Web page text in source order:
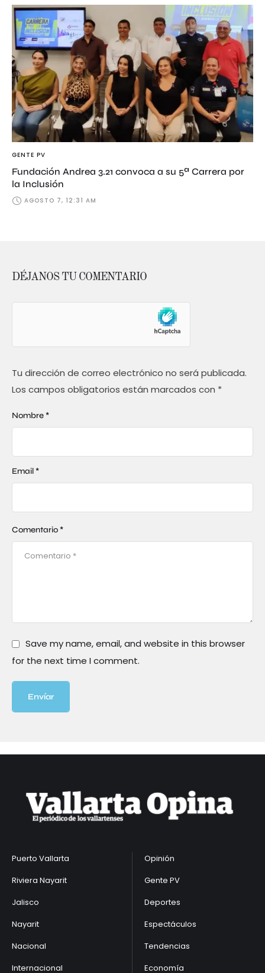
GENTE PV
Fundación Andrea 3.21 convoca a su 5ª Carrera por
la Inclusión
AGOSTO 7, 12:31 AM
DÉJANOS TU COMENTARIO
Tu dirección de correo electrónico no será publicada.
Los campos obligatorios están marcados con *
Comentario *
Nombre *
Email *
Save my name, email, and website in this browser
for the next time I comment.
Envíar
Puerto Vallarta
Riviera Nayarit
Jalisco
Nayarit
Nacional
Internacional
Opinión
Gente PV
Deportes
Espectáculos
Tendencias
Economía